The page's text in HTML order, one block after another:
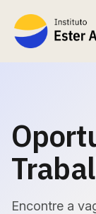
Encontre a